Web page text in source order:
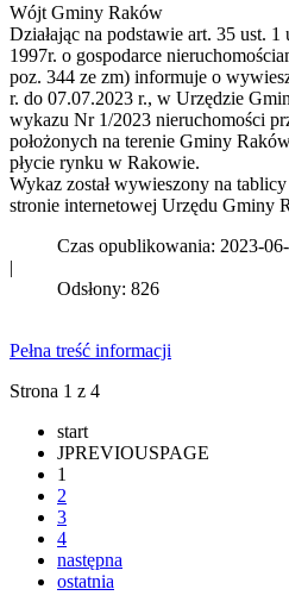
Wójt Gminy Raków
Działając na podstawie art. 35 ust.
1997r. o gospodarce
poz. 344 ze zm) informuje o
r. do 07.07.2023 r., w Urzędzie
wykazu Nr 1/2023 nieruchomości
położonych na terenie Gminy
płycie rynku w Rakowie.
Wykaz został wywieszony na
stronie internetowej Urzędu Gminy
Czas opublikowania: 2023-
|
Odsłony: 826
Pełna treść informacji
Strona 1 z 4
start
JPREVIOUSPAGE
1
2
3
4
następna
ostatnia